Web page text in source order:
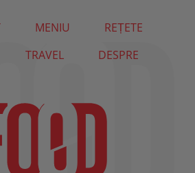
MENIU
REȚETE
TRAVEL DESPRE